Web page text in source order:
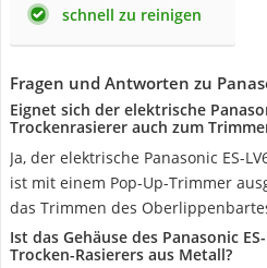
schnell zu reinigen
Fragen und Antworten zu
Eignet sich der elektrische
Trockenrasierer auch zum
Ja, der elektrische Panasonic ES-
ist mit einem Pop-Up-Trimmer
das Trimmen des
Ist das Gehäuse des Panasonic
Trocken-Rasierers aus Metall?